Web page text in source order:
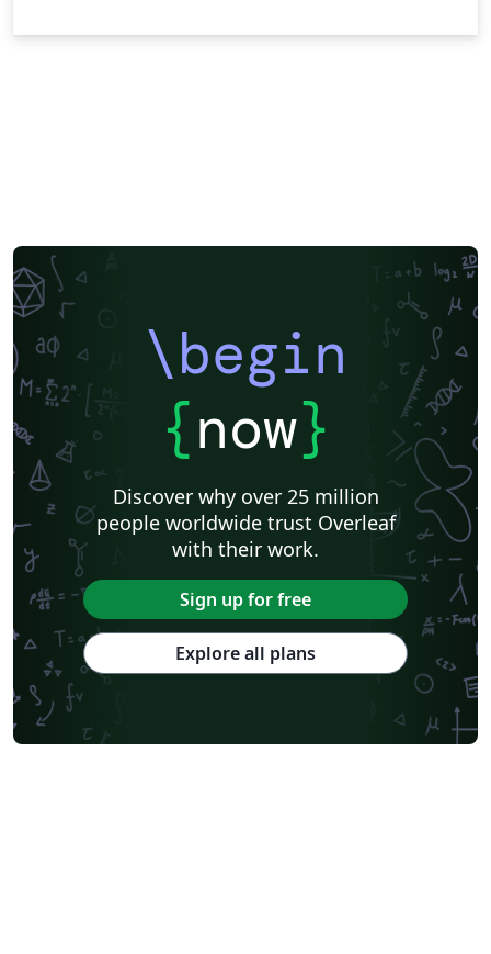
\begin
{now}
Discover why over 25 million
people worldwide trust Overleaf
with their work.
Sign up for free
Explore all plans